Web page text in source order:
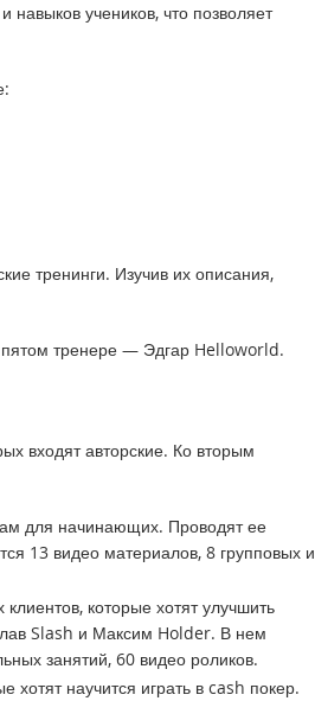
навыков учеников, что позволяет
тренинги. Изучив их описания,
тренере — Эдгар Helloworld.
входят авторские. Ко вторым
для начинающих. Проводят ее
13 видео материалов, 8 групповых и
которые хотят улучшить
Slash и Максим Holder. В нем
занятий, 60 видео роликов.
хотят научится играть в cash покер.